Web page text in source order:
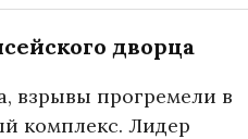
дворца
взрывы прогремели в
комплекс. Лидер